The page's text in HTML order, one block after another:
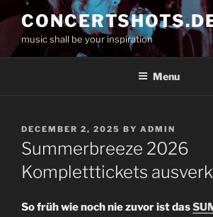
to
contentmusic shall be your inspiration
Menu
POSTED
ON
DECEMBER 2, 2025 BY ADMIN
Summerbreeze 2026
Kompletttickets
So früh wie noch nie zuvor ist das